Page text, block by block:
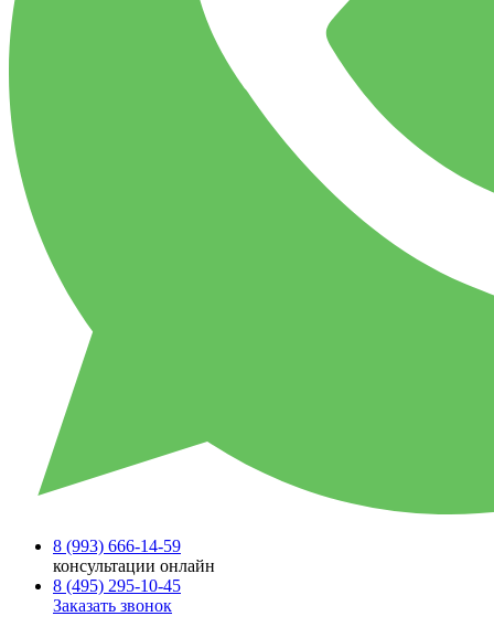
8 (993) 666-14-59
консультации онлайн
8 (495) 295-10-45
Заказать звонок